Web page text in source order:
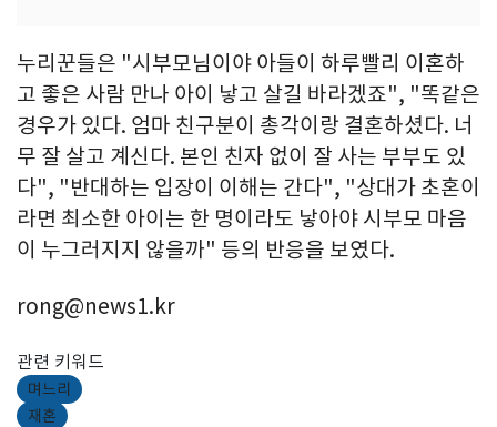
누리꾼들은 "시부모님이야 아들이 하루빨리 이혼하
고 좋은 사람 만나 아이 낳고 살길 바라겠죠", "똑같은
경우가 있다. 엄마 친구분이 총각이랑 결혼하셨다. 너
무 잘 살고 계신다. 본인 친자 없이 잘 사는 부부도 있
다", "반대하는 입장이 이해는 간다", "상대가 초혼이
라면 최소한 아이는 한 명이라도 낳아야 시부모 마음
이 누그러지지 않을까" 등의 반응을 보였다.
rong@news1.kr
관련 키워드
며느리
재혼